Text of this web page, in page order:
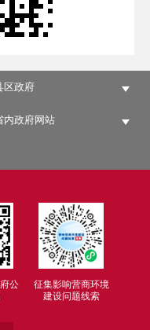
区政府
内政府网站
公
征集影响营商环境
建设问题线索